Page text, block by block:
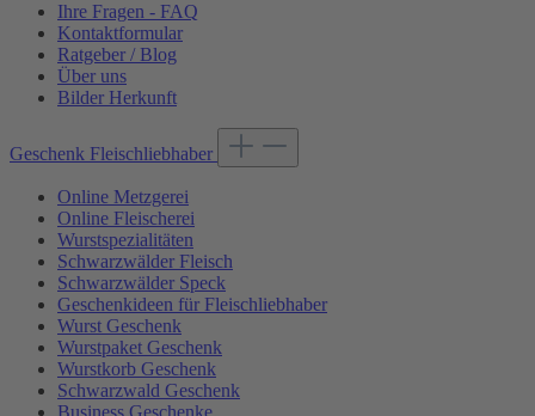
Ihre Fragen - FAQ
Kontaktformular
Ratgeber / Blog
Über uns
Bilder Herkunft
Geschenk Fleischliebhaber
Online Metzgerei
Online Fleischerei
Wurstspezialitäten
Schwarzwälder Fleisch
Schwarzwälder Speck
Geschenkideen für Fleischliebhaber
Wurst Geschenk
Wurstpaket Geschenk
Wurstkorb Geschenk
Schwarzwald Geschenk